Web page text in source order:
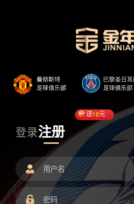
登录注册
送18元